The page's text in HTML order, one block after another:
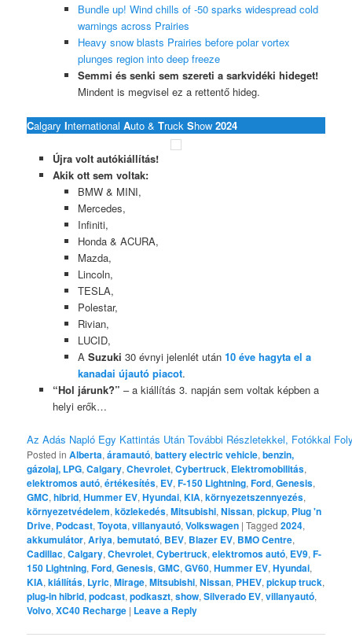
Bundle up! Wind chills of -50 sparks widespread cold
warnings across Prairies
Heavy snow blasts Prairies before polar vortex
plunges region into deep freeze
Semmi és senki sem szereti a sarkvidéki hideget!
Mindent is megvisel ez a rettentő hideg.
CalgaryInternationalAuto &TruckShow2024
Újra volt autókiállítás!
Akik ott sem voltak:
BMW & MINI,
Mercedes,
Infiniti,
Honda & ACURA,
Mazda,
Lincoln,
TESLA,
Polestar,
Rivian,
LUCID,
ASuzuki 30 évnyi jelenlét után10 éve hagyta el a
kanadai újautó piacot.
“Hol járunk?” – a kiállítás 3. napján sem voltak képben a
helyi erők…
Az Adás Napló Egy Kattintás Után További Részletekkel, Fotókkal
Posted in Alberta,áramautó,battery electric vehicle,benzin,
gázolaj, LPG,Calgary,Chevrolet,Cybertruck, Elektromobilitás,
elektromos autó,értékesítés, EV,F-150 Lightning,Ford,Genesis,
GMC,hibrid,Hummer EV,Hyundai,KIA,környezetszennyezés,
környezetvédelem,közlekedés,Mitsubishi,Nissan,pickup, Plug 'n
Drive, Podcast,Toyota,villanyautó,Volkswagen |Tagged 2024,
akkumulátor,Ariya,bemutató, BEV, Blazer EV, BMO Centre,
Cadillac,Calgary,Chevrolet,Cybertruck,elektromos autó, EV9,F-
150 Lightning,Ford,Genesis,GMC,GV60,Hummer EV,Hyundai,
KIA,kiállítás, Lyric,Mirage,Mitsubishi,Nissan, PHEV,pickup truck,
plug-in hibrid,podcast,podkaszt,show,Silverado EV,villanyautó,
Volvo,XC40 Recharge | Leave a Reply